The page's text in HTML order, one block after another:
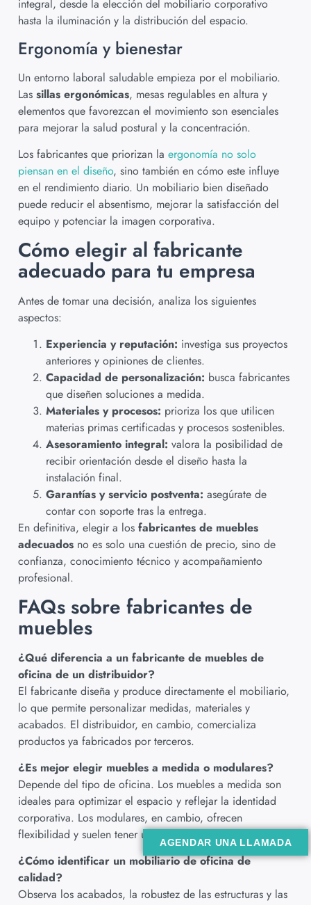
AGENDAR UNA LLAMADA
integral, desde la elección del mobiliario corporativo
hasta la iluminación y la distribución del espacio.
Ergonomía y bienestar
Un entorno laboral saludable empieza por el mobiliario.
Las sillas ergonómicas, mesas regulables en altura y
elementos que favorezcan el movimiento son esenciales
para mejorar la salud postural y la concentración.
Los fabricantes que priorizan la ergonomía no solo
piensan en el diseño, sino también en cómo este influye
en el rendimiento diario. Un mobiliario bien diseñado
puede reducir el absentismo, mejorar la satisfacción del
equipo y potenciar la imagen corporativa.
Cómo elegir al fabricante
adecuado para tu empresa
Antes de tomar una decisión, analiza los siguientes
aspectos:
Experiencia y reputación: investiga sus proyectos
anteriores y opiniones de clientes.
Capacidad de personalización: busca fabricantes
que diseñen soluciones a medida.
Materiales y procesos: prioriza los que utilicen
materias primas certificadas y procesos sostenibles.
Asesoramiento integral: valora la posibilidad de
recibir orientación desde el diseño hasta la
instalación final.
Garantías y servicio postventa: asegúrate de
contar con soporte tras la entrega.
En definitiva, elegir a los fabricantes de muebles
adecuados no es solo una cuestión de precio, sino de
confianza, conocimiento técnico y acompañamiento
profesional.
FAQs sobre fabricantes de
muebles
¿Qué diferencia a un fabricante de muebles de
oficina de un distribuidor?
El fabricante diseña y produce directamente el mobiliario,
lo que permite personalizar medidas, materiales y
acabados. El distribuidor, en cambio, comercializa
productos ya fabricados por terceros.
¿Es mejor elegir muebles a medida o modulares?
Depende del tipo de oficina. Los muebles a medida son
ideales para optimizar el espacio y reflejar la identidad
corporativa. Los modulares, en cambio, ofrecen
flexibilidad y suelen tener un coste más ajustado.
¿Cómo identificar un mobiliario de oficina de
calidad?
Observa los acabados, la robustez de las estructuras y las